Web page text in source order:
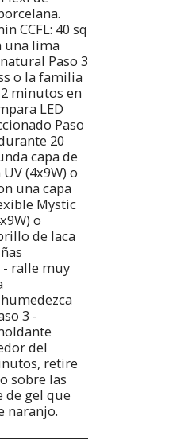
CCFL: 40 sq
una lima
Paso 3
o la familia
minutos en
LED
Paso
20
capa de
(4x9W) o
una capa
Mystic
o
de laca
- ralle muy
3 -
del
retire
sobre las
de gel que
naranjo.